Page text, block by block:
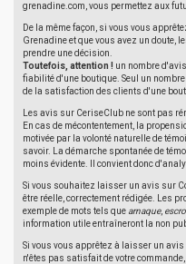
grenadine.com, vous permettez aux
De la même façon, si vous vous
Grenadine et que vous avez un doute,
prendre une décision.
Toutefois, attention ! un nombre
fiabilité d'une boutique. Seul un
de la satisfaction des clients d'une
Les avis sur CeriseClub ne sont pas
En cas de mécontentement, la
motivée par la volonté naturelle de
savoir. La démarche spontanée de
moins évidente. Il convient donc
Si vous souhaitez laisser un avis sur
être réelle, correctement rédigée. Les
exemple de mots tels que arnaque,
information utile entraîneront la non
Si vous vous apprêtez à laisser un
n'êtes pas satisfait de votre